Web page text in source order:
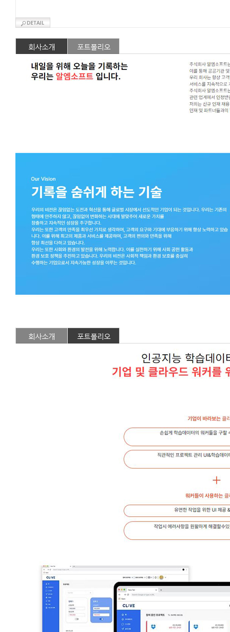
회사소개 포트폴리오
회사소개 포트폴리오